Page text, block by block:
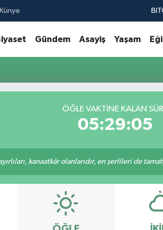
Gündem Asayiş Yaşam
ÖĞLE VAKTINE KALAN
05:29:05
kanaatkâr olanlarıdır, en şerlileri de